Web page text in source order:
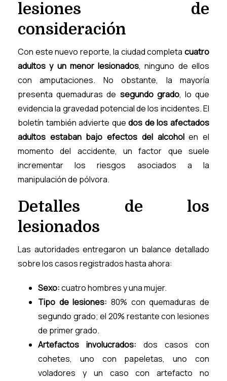
lesiones de
consideración
Con este nuevo reporte, la ciudad completa cuatro
adultos y un menor lesionados, ninguno de ellos
con amputaciones. No obstante, la mayoría
presenta quemaduras de segundo grado, lo que
evidencia la gravedad potencial de los incidentes. El
boletín también advierte quedos de los afectados
adultos estaban bajo efectos del alcoholen el
momento del accidente, un factor que suele
incrementar los riesgos asociados a la
manipulación de pólvora.
Detalles de los
lesionados
Las autoridades entregaron un balance detallado
sobre los casos registrados hasta ahora:
Sexo:cuatro hombres y una mujer.
Tipo de lesiones: 80% con quemaduras de
segundo grado; el 20% restante con lesiones
de primer grado.
Artefactos involucrados: dos casos con
cohetes, uno con papeletas, uno con
voladores y un caso con artefacto no